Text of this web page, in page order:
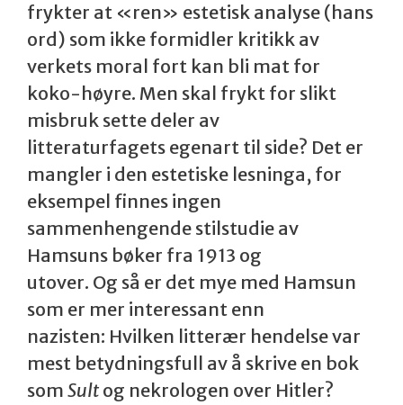
frykter at «ren» estetisk analyse (hans
ord) som ikke formidler kritikk av
verkets moral fort kan bli mat for
koko-høyre. Men skal frykt for slikt
misbruk sette deler av
litteraturfagets egenart til side? Det er
mangler i den estetiske lesninga, for
eksempel finnes ingen
sammenhengende stilstudie av
Hamsuns bøker fra 1913 og
utover. Og så er det mye med Hamsun
som er mer interessant enn
nazisten: Hvilken litterær hendelse var
mest betydningsfull av å skrive en bok
som Sult og nekrologen over Hitler?